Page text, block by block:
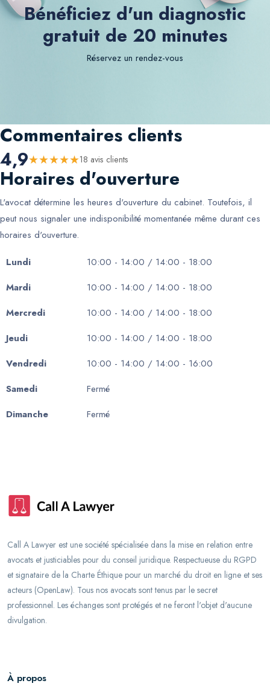
Bénéficiez d'un diagnostic
gratuit de 20 minutes
Réservez un rendez-vous
Commentaires clients
4,9★★★★★18 avis clients
Horaires d'ouverture
L'avocat détermine les heures d'ouverture du cabinet. Toutefois, il
peut nous signaler une indisponibilité momentanée même durant ces
horaires d'ouverture.
Lundi
10:00 - 14:00 / 14:00 - 18:00
Mardi
10:00 - 14:00 / 14:00 - 18:00
Mercredi
10:00 - 14:00 / 14:00 - 18:00
Jeudi
10:00 - 14:00 / 14:00 - 18:00
Vendredi
10:00 - 14:00 / 14:00 - 16:00
Samedi
Fermé
Dimanche
Fermé
Call A Lawyer est une société spécialisée dans la mise en relation entre
avocats et justiciables pour du conseil juridique. Respectueuse du RGPD
et signataire de la Charte Éthique pour un marché du droit en ligne et ses
acteurs (OpenLaw). Tous nos avocats sont tenus par le secret
professionnel. Les échanges sont protégés et ne feront l'objet d'aucune
divulgation.
À propos